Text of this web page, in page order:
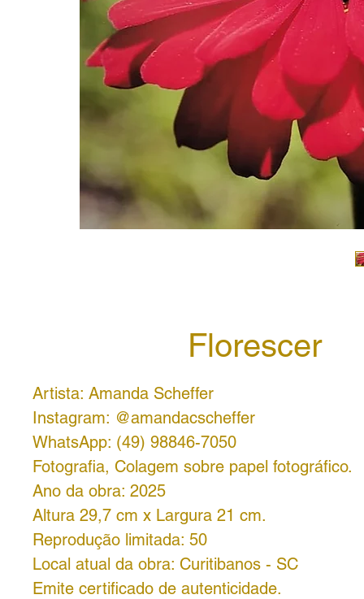
Florescer
Artista: Amanda Scheffer
Instagram: @amandacscheffer
WhatsApp: (49) 98846-7050
Fotografia, Colagem sobre papel fotográfico.
Ano da obra: 2025
Altura 29,7 cm x Largura 21 cm.
Reprodução limitada: 50
Local atual da obra: Curitibanos - SC
Emite certificado de autenticidade.